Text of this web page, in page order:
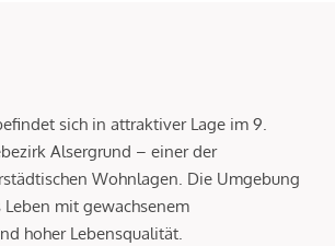
sich in attraktiver Lage im 9.
Alsergrund – einer der
Wohnlagen. Die Umgebung
mit gewachsenem
hoher Lebensqualität.